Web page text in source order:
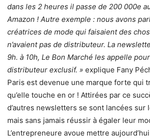
dans les 2 heures il passe de 200 000e
Amazon ! Autre exemple : nous avons
créatrices de mode qui faisaient des
n’avaient pas de distributeur. La
9h. à 10h, Le Bon Marché les appelle
distributeur exclusif. » explique Fany
Paris est devenue une marque forte qui
qu’elle touche en or ! Attirées par ce
d’autres newsletters se sont lancées sur
mais sans jamais réussir à égaler leur
L’entrepreneure avoue mettre